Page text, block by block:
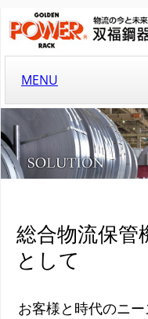
MENU
総合物流保管
として
お客様と時代のニ